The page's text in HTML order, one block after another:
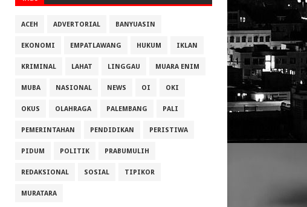
ACEH ADVERTORIAL BANYUASIN
EKONOMI EMPATLAWANG HUKUM IKLAN
KRIMINAL LAHAT LINGGAU MUARA ENIM
MUBA NASIONAL NEWS OI OKI
OKUS OLAHRAGA PALEMBANG PALI
PEMERINTAHAN PENDIDIKAN PERISTIWA
PIDUM POLITIK PRABUMULIH
REDAKSIONAL SOSIAL TIPIKOR
MURATARA